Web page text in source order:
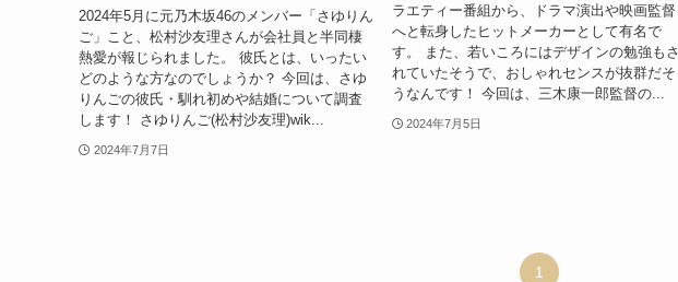
2024年5月に元乃木坂46のメンバー「さゆりん
ご」こと、松村沙友理さんが会社員と半同棲
熱愛が報じられました。 彼氏とは、いったい
どのような方なのでしょうか？ 今回は、さゆ
りんごの彼氏・馴れ初めや結婚について調査
します！ さゆりんご(松村沙友理)wik...
2024年7月7日
ラエティー番組から、ドラマ演出や映画監督
へと転身したヒットメーカーとして有名で
す。 また、若いころにはデザインの勉強もさ
れていたそうで、おしゃれセンスが抜群だそ
うなんです！ 今回は、三木康一郎監督の...
2024年7月5日
1